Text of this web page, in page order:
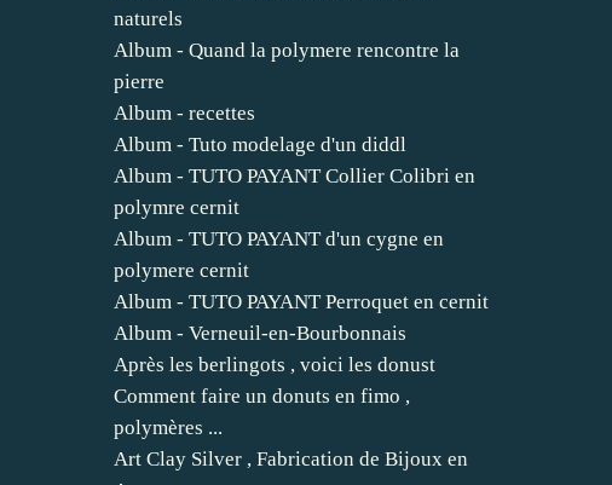
naturels
Album - Quand la polymere rencontre la
pierre
Album - recettes
Album - Tuto modelage d'un diddl
Album - TUTO PAYANT Collier Colibri en
polymre cernit
Album - TUTO PAYANT d'un cygne en
polymere cernit
Album - TUTO PAYANT Perroquet en cernit
Album - Verneuil-en-Bourbonnais
Après les berlingots , voici les donust
Comment faire un donuts en fimo ,
polymères ...
Art Clay Silver , Fabrication de Bijoux en